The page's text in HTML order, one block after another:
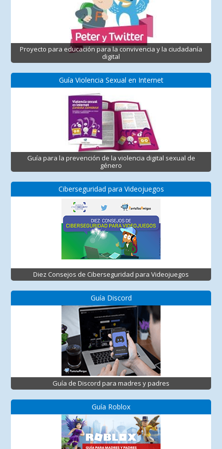
Proyecto para educación para la convivencia y la ciudadanía
digital
Guía Violencia Sexual en Internet
Guía para la prevención de la violencia digital sexual de
género
Ciberseguridad para Videojuegos
Diez Consejos de Ciberseguridad para Videojuegos
Guía Discord
Guía de Discord para madres y padres
Guía Roblox